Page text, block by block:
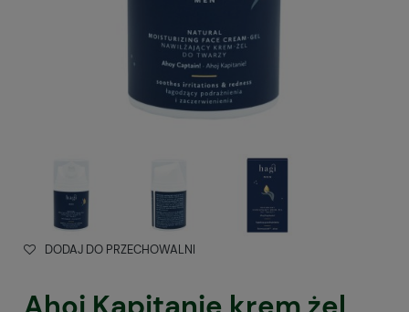
DODAJ DO PRZECHOWALNI